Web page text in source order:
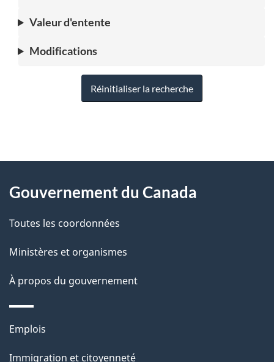
Valeur d'entente
Modifications
Réinitialiser la recherche
D
t
a
l
s
l
a
propos
ce
site
Gouvernement du Canada
Toutes les coordonnées
Ministères et organismes
À propos du gouvernement
Thèmes
Emplois
Immigration et citoyenneté